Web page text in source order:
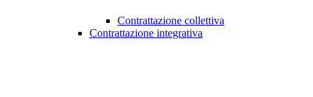
Contrattazione collettiva
Contrattazione integrativa